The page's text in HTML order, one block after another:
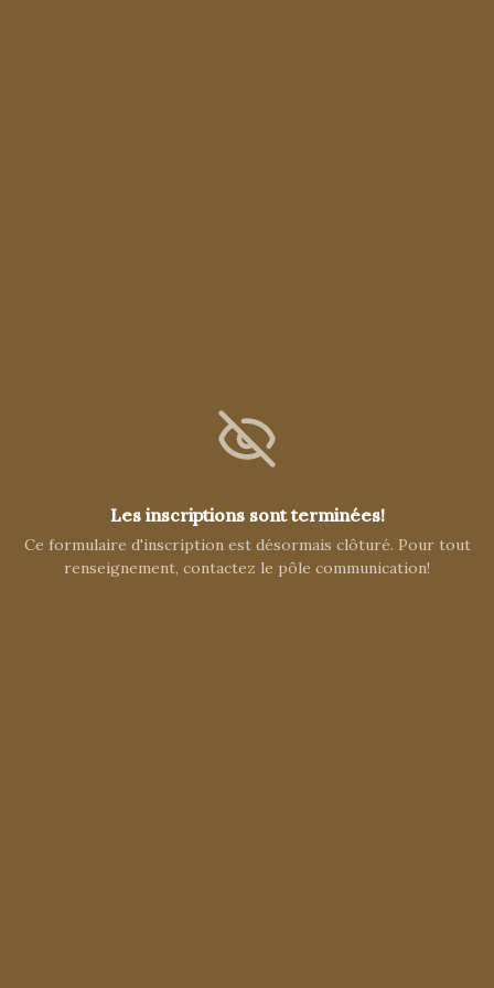
Les inscriptions sont terminées!
Ce formulaire d'inscription est désormais clôturé. Pour tout
renseignement, contactez le pôle communication!